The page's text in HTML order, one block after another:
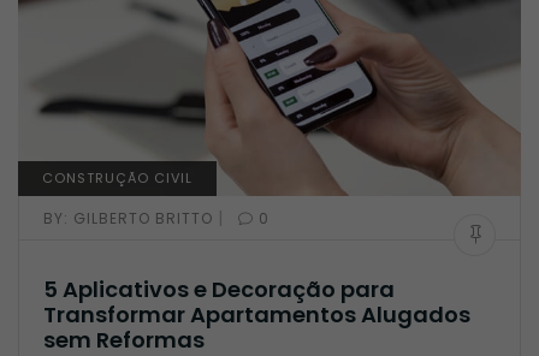
CONSTRUÇÃO CIVIL
BY: GILBERTO BRITTO | 0
5 Aplicativos e Decoração para
Transformar Apartamentos Alugados
sem Reformas